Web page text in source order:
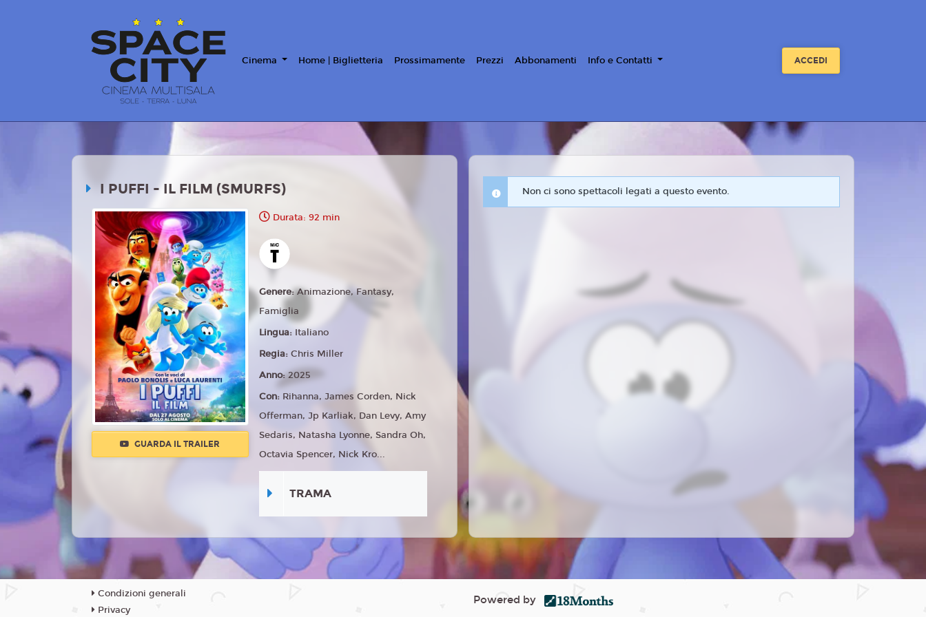
Cinema Home | Biglietteria Prossimamente Prezzi Abbonamenti Info e Contatti ACCEDI
I PUFFI - IL FILM (SMURFS)
GUARDA IL TRAILER
Durata: 92 min
Genere:Animazione, Fantasy,
Famiglia
Lingua: Italiano
Regia:Chris Miller
Anno:2025
Con: Rihanna, James Corden, Nick
Offerman, Jp Karliak, Dan Levy, Amy
Sedaris, Natasha Lyonne, Sandra Oh,
Octavia Spencer, Nick Kro...
TRAMA
Non ci sono spettacoli legati a questo evento.
Condizioni generali
Privacy
Powered by